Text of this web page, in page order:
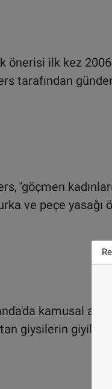
önerisi ilk kez 2006
tarafından
‘göçmen
ve peçe yasağı
kamusal
giysilerin